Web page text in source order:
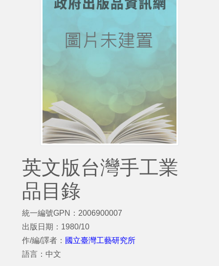
英文版台灣手工業
品目錄
統一編號GPN：2006900007
出版日期：1980/10
作/編/譯者： 國立臺灣工藝研究所
語言：中文